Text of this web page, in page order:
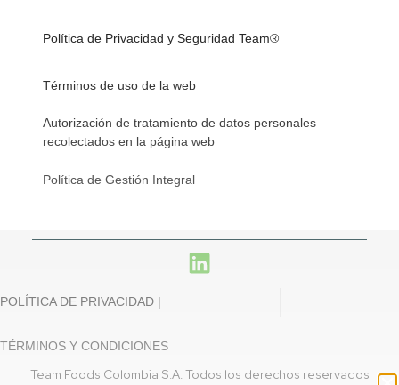
Política de Privacidad y Seguridad Team®
Términos de uso de la web
Autorización de tratamiento de datos personales
recolectados en la página web
Política de Gestión Integral
Team Foods Colombia S.A. Todos los derechos reservados
POLÍTICA DE PRIVACIDAD |
TÉRMINOS Y CONDICIONES